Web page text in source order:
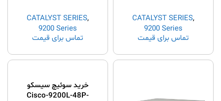
CATALYST SERIES,
9200 Series
تماس برای قیمت
CATALYST SERIES,
9200 Series
تماس برای قیمت
خرید سوئیچ سیسکو
Cisco-9200L-48P-